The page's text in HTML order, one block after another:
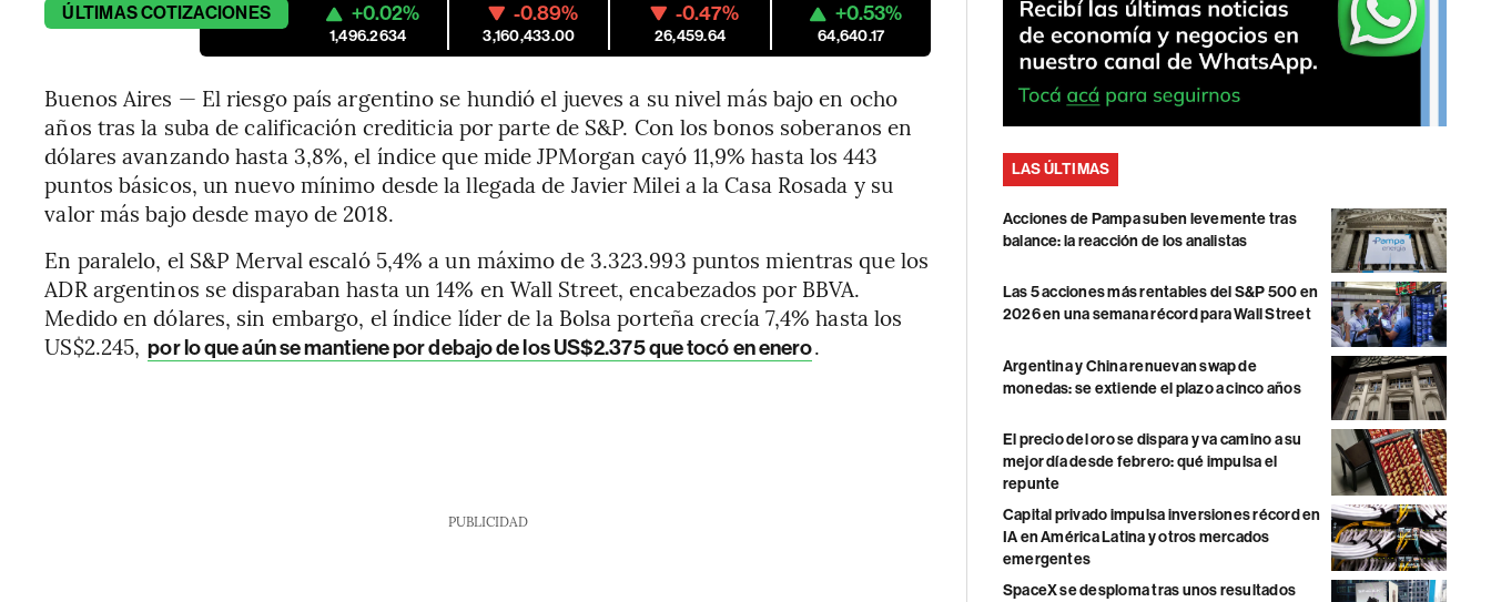
ÚLTIMASCOTIZACIONES +0.02%
1,496.2634
-0.89%
3,160,433.00
-0.47%
26,459.64
+0.53%
64,640.17
Buenos Aires — El riesgo país argentino se hundió el jueves a su nivel más bajo en ocho
años tras la suba de calificación crediticia por parte de S&P. Con los bonos soberanos en
dólares avanzando hasta 3,8%, el índice que mide JPMorgan cayó 11,9% hasta los 443
puntos básicos, un nuevo mínimo desde la llegada de Javier Milei a la Casa Rosada y su
valor más bajo desde mayo de 2018.
En paralelo, el S&P Merval escaló 5,4% a un máximo de 3.323.993 puntos mientras que los
ADR argentinos se disparaban hasta un 14% en Wall Street, encabezados por BBVA.
Medido en dólares, sin embargo, el índice líder de la Bolsa porteña crecía 7,4% hasta los
US$2.245, por lo que aún se mantiene por debajo de los US$2.375 que tocó en enero.
PUBLICIDAD
LAS ÚLTIMAS
Acciones de Pampa suben levemente tras
balance: la reacción de los analistas
Las 5 acciones más rentables del S&P 500 en
2026 en una semana récord para Wall Street
Argentina y China renuevan swap de
monedas: se extiende el plazo a cinco años
El precio del oro se dispara y va camino a su
mejor día desde febrero: qué impulsa el
repunte
Capital privado impulsa inversiones récord en
IA en América Latina y otros mercados
emergentes
SpaceX se desploma tras unos resultados